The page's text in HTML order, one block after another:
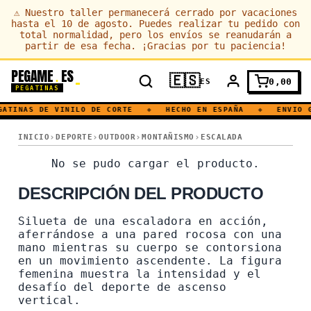
⚠ Nuestro taller permanecerá cerrado por vacaciones
hasta el 10 de agosto. Puedes realizar tu pedido con
total normalidad, pero los envíos se reanudarán a
partir de esa fecha. ¡Gracias por tu paciencia!
PEGAME. ES
PEGATINAS 🇪🇸ES 0,00
DE VINILO DE CORTE ◆ HECHO EN ESPAÑA ◆ ENVIO
INICIO DEPORTE OUTDOOR MONTAÑISMO ESCALADA
ESCALADA · MONTAÑA
ESCALADA · MONTAÑA
No se pudo cargar el producto.
DESCRIPCIÓN DEL PRODUCTO
Silueta de una escaladora en acción,
aferrándose a una pared rocosa con una
mano mientras su cuerpo se contorsiona
en un movimiento ascendente. La figura
femenina muestra la intensidad y el
desafío del deporte de ascenso
vertical.